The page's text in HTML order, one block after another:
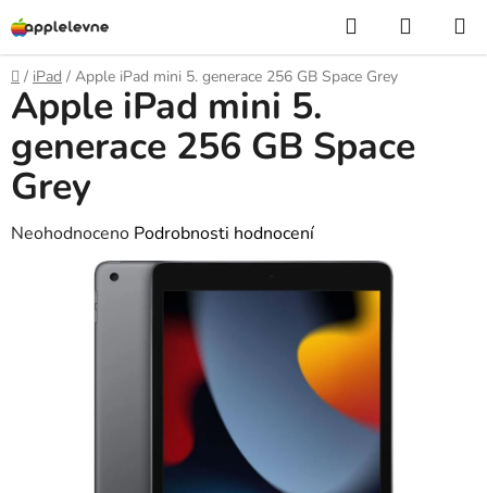
na
obsah
Hledat
KOŠÍK
Domů
/ iPad / Apple iPad mini 5. generace 256 GB Space Grey
Apple iPad mini 5.
generace 256 GB Space
Grey
Průměrné
Neohodnoceno Podrobnosti hodnocení